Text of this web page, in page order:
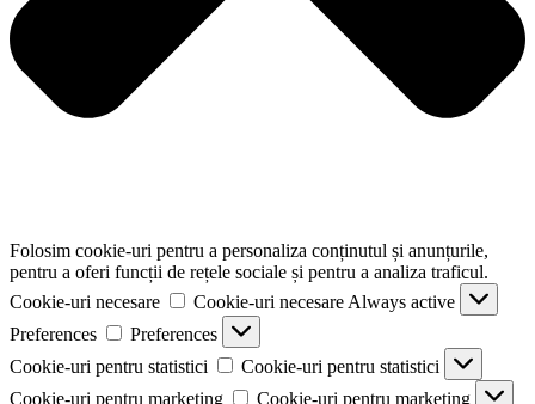
Folosim cookie-uri pentru a personaliza conținutul și anunțurile,
pentru a oferi funcții de rețele sociale și pentru a analiza traficul.
Cookie-uri necesare
Cookie-uri necesare Always active
Preferences
Preferences
Cookie-uri pentru statistici
Cookie-uri pentru statistici
Cookie-uri pentru marketing
Cookie-uri pentru marketing